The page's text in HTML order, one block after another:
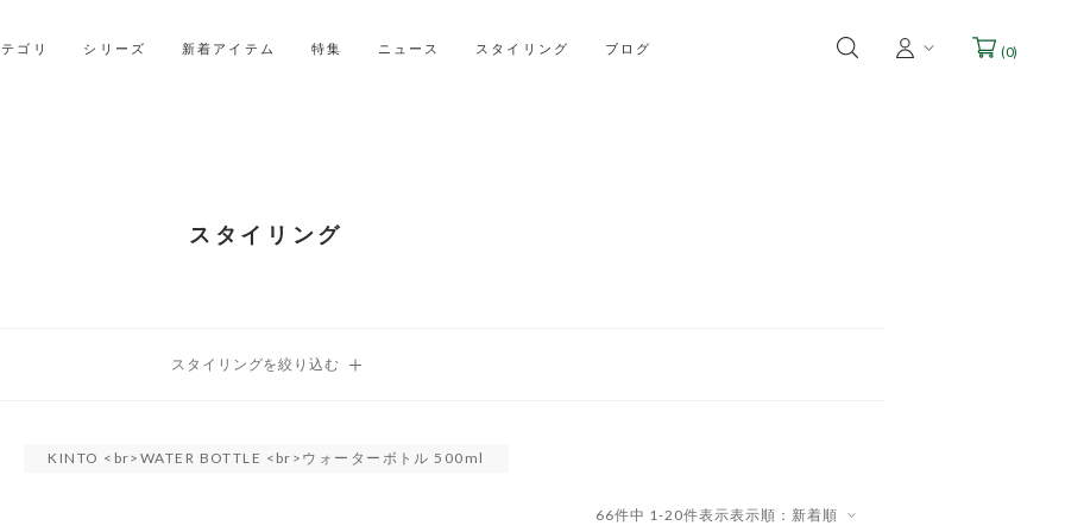
ゴリ シリーズ 新着アイテム 特集 ニュース スタイリング ブログ (0)
スタイリング
KINTO <br>WATER BOTTLE <br>ウォーターボトル 500ml
表示順：新着順
66件中 1-20件表示